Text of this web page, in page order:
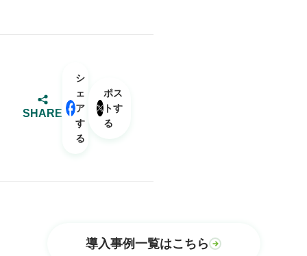
SHARE
シ
ェ
ア
す
る
ポス
トす
る
導入事例一覧はこちら